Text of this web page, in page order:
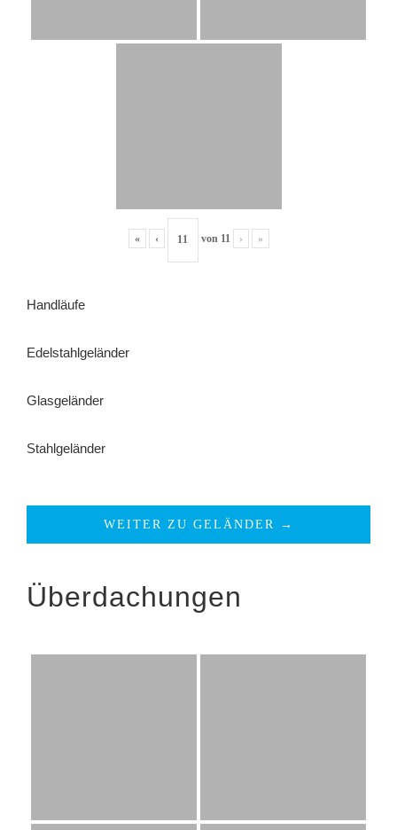
« ‹ von 11 › »
Handläufe
Edelstahlgeländer
Glasgeländer
Stahlgeländer
WEITER ZU GELÄNDER →
Überdachungen